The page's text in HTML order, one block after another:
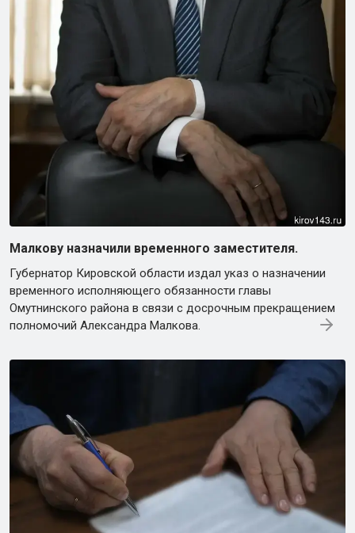
Малкову назначили временного заместителя.
Губернатор Кировской области издал указ о назначении
временного исполняющего обязанности главы
Омутнинского района в связи с досрочным прекращением
полномочий Александра Малкова.